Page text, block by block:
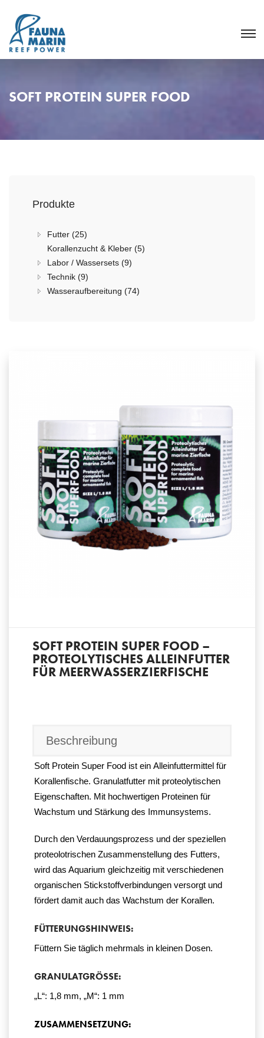
SOFT PROTEIN SUPER FOOD
SOFT PROTEIN SUPER FOOD –
PROTEOLYTISCHES ALLEINFUTTER
FÜR MEERWASSERZIERFISCHE
Beschreibung
Soft Protein Super Food ist ein Alleinfuttermittel für
Korallenfische. Granulatfutter mit proteolytischen
Eigenschaften. Mit hochwertigen Proteinen für
Wachstum und Stärkung des Immunsystems.
Durch den Verdauungsprozess und der speziellen
proteolotrischen Zusammenstellung des Futters,
wird das Aquarium gleichzeitig mit verschiedenen
organischen Stickstoffverbindungen versorgt und
fördert damit auch das Wachstum der Korallen.
FÜTTERUNGSHINWEIS:
Füttern Sie täglich mehrmals in kleinen Dosen.
GRANULATGRÖSSE:
„L“: 1,8 mm, „M“: 1 mm
ZUSAMMENSETZUNG:
Produkte
Futter (25)
Korallenzucht & Kleber (5)
Labor / Wassersets (9)
Technik (9)
Wasseraufbereitung (74)